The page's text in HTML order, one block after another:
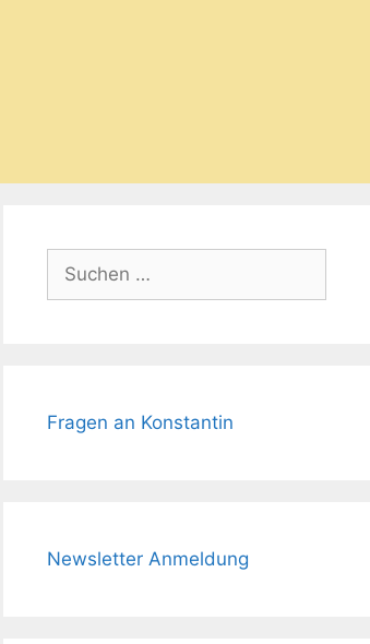
Suchen
nach:
Fragen an Konstantin
Newsletter Anmeldung